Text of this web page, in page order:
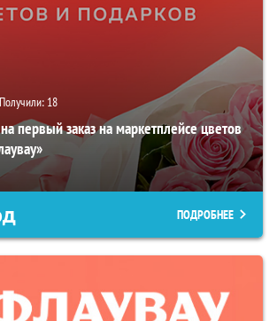
Получили: 18
первый заказ на маркетплейсе цветов
ПОДРОБНЕЕ